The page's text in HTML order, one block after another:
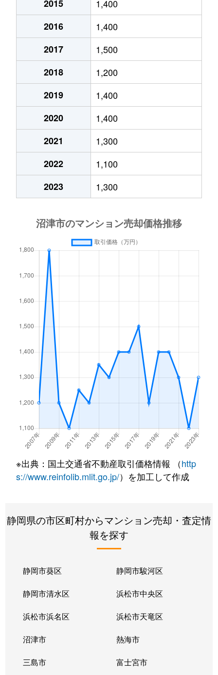
高沢町 380万円 沼津
高沢町
1,800万円 沼津
高沢町
3,000万円 沼津
高島町
2,400万円 沼津
高島町
2,200万円 沼津
常盤町
830万円 沼津
常盤町
800万円 沼津
1,300万円 沼津
本田町
2,800万円 沼津
2015
1,400
2016
1,400
2017
1,500
2018
1,200
2019
1,400
2020
1,400
2021
1,300
2022
1,100
2023
1,300
※出典：国土交通省不動産取引価格情報 （http
s://www.reinfolib.mlit.go.jp/）を加工して作成
静岡県の市区町村からマンション売却・査定情
報を探す
静岡市葵区 静岡市駿河区
静岡市清水区 浜松市中央区
浜松市浜名区 浜松市天竜区
沼津市 熱海市
三島市 富士宮市